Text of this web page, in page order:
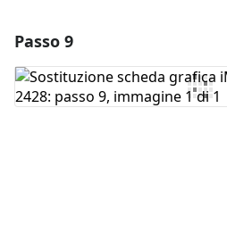
Aggiungi Commento
Passo 9